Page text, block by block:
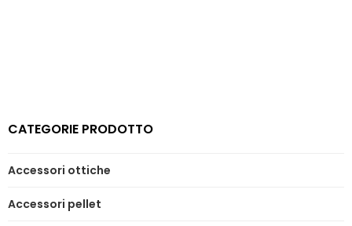
CATEGORIE PRODOTTO
Accessori ottiche
Accessori pellet